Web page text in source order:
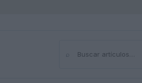
⌕Buscar